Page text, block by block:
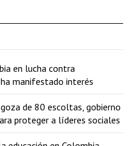
en lucha contra
manifestado interés
de 80 escoltas, gobierno
proteger a líderes sociales